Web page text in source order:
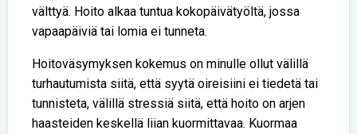
välttyä. Hoito alkaa tuntua kokopäivätyöltä, jossa
vapaapäiviä tai lomia ei tunneta.
Hoitoväsymyksen kokemus on minulle ollut välillä
turhautumista siitä, että syytä oireisiini ei tiedetä tai
tunnisteta, välillä stressiä siitä, että hoito on arjen
haasteiden keskellä liian kuormittavaa. Kuormaa